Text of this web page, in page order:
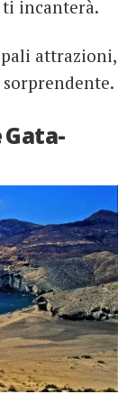
incanterà.
attrazioni,
sorprendente.
Gata-